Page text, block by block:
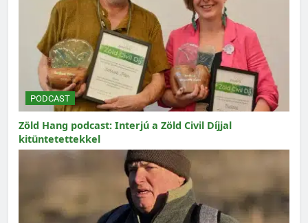
PODCAST
Zöld Hang podcast: Interjú a Zöld Civil Díjjal
kitüntetettekkel